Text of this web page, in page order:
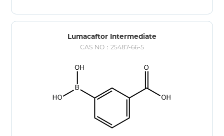
Lumacaftor Intermediate
CAS NO：25487-66-5